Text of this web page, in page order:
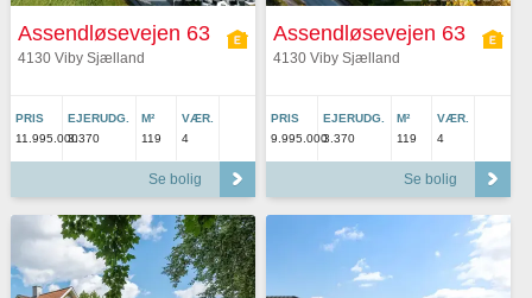
Assendløsevejen 63
4130 Viby Sjælland
PRIS
11.995.000
EJERUDG.
3.370
M²
119
VÆR.
4
Se bolig
Assendløsevejen 63
4130 Viby Sjælland
PRIS
9.995.000
EJERUDG.
3.370
M²
119
VÆR.
4
Se bolig